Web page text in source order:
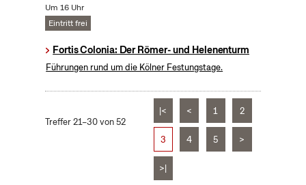
Um 16 Uhr
Eintritt frei
Fortis Colonia: Der Römer- und Helenenturm
Führungen rund um die Kölner Festungstage.
Treffer 21–30 von 52
|< < 1 2
3 4 5 >
>|